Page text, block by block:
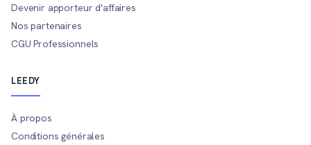
Devenir apporteur d'affaires
Nos partenaires
CGU Professionnels
LEEDY
À propos
Conditions générales